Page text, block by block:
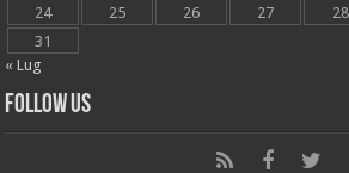
24
25 26 27 28
31
« Lug
Follow Us